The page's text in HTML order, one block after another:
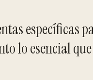
específicas
lo esencial